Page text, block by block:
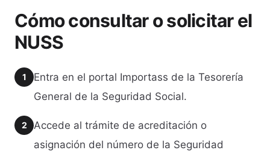
Cómo consultar o solicitar el
NUSS
1
Entra en el portal Importass de la Tesorería
General de la Seguridad Social.
2
Accede al trámite de acreditación o
asignación del número de la Seguridad